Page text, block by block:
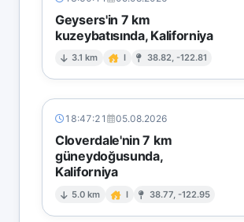
Geysers'in 7 km
kuzeybatısında, Kaliforniya
3.1 km I 38.82, -122.81
18:47:21 05.08.2026
Cloverdale'nin 7 km
güneydoğusunda,
Kaliforniya
5.0 km I 38.77, -122.95